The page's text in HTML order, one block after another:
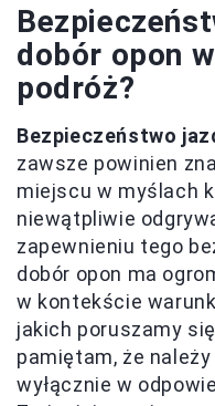
dobór opon
podróż?
Bezpieczeństwo
zawsze powinien
miejscu w myślach
niewątpliwie
zapewnieniu tego
dobór opon ma
w kontekście
jakich poruszamy
pamiętam, że
wyłącznie w